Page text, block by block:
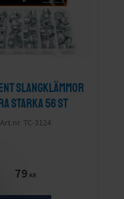
Slangklämmor
starka 56 st
TC-3124
79 KR